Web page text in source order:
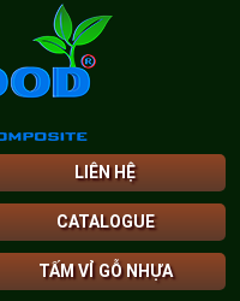
LIÊN HỆ
CATALOGUE
TẤM VỈ GỖ NHỰA